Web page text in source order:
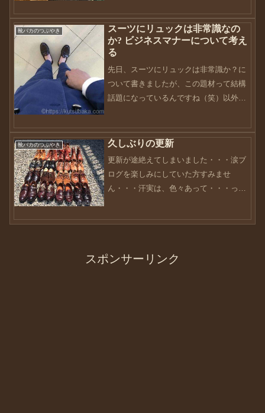
靴バカのつぶやき
スーツにリュックは非常識なの
か? ビジネスマナーについて考え
る
先日、スーツにリュックは非常識か？に
ついて書きましたが、この題材って結構
話題になっているんですね（笑）以外に
整理する意味で書き留めてみたいと思い
ます。マナーって一体何でしょう？ざっ
くり言えば、礼儀、作法な...
靴バカのつぶやき 久しぶりの更新
更新が途絶えてしまいました・・・涙ブ
ログを楽しみにしていた方すみませ
ん・・・汗実は、色々あって・・・っ
スポンサーリンク